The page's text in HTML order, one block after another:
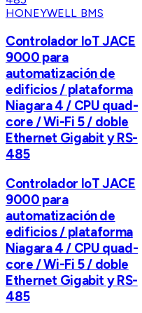
HONEYWELL BMS
Controlador IoT JACE
9000 para
automatización de
edificios / plataforma
Niagara 4 / CPU quad-
core / Wi-Fi 5 / doble
Ethernet Gigabit y RS-
485
Controlador IoT JACE
9000 para
automatización de
edificios / plataforma
Niagara 4 / CPU quad-
core / Wi-Fi 5 / doble
Ethernet Gigabit y RS-
485